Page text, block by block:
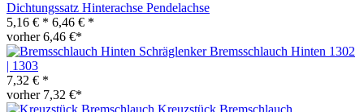
Dichtungssatz Hinterachse Pendelachse
5,16 € * 6,46 € *
vorher 6,46 €*
Bremsschlauch Hinten 1302
| 1303
7,32 € *
vorher 7,32 €*